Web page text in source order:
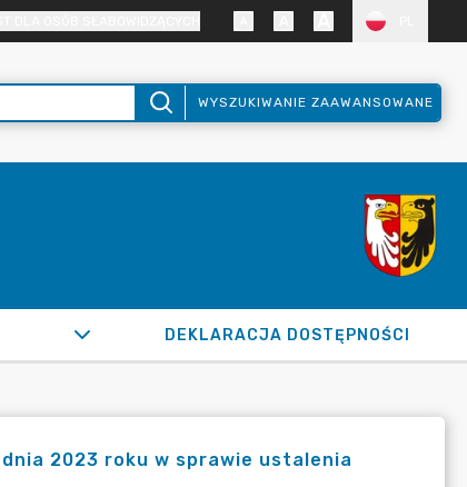
WYSZUKIWANIE ZAAWANSOWANE
DEKLARACJA DOSTĘPNOŚCI
2023 roku w sprawie ustalenia